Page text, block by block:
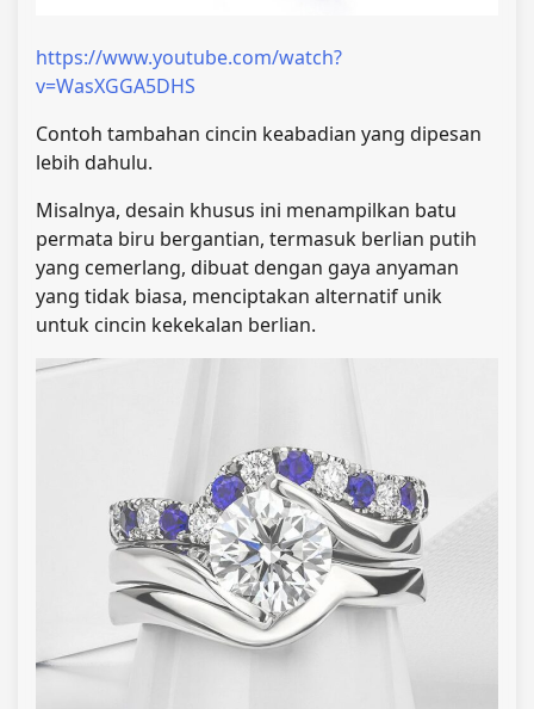
https://www.youtube.com/watch?
v=WasXGGA5DHS
Contoh tambahan cincin keabadian yang dipesan
lebih dahulu.
Misalnya, desain khusus ini menampilkan batu
permata biru bergantian, termasuk berlian putih
yang cemerlang, dibuat dengan gaya anyaman
yang tidak biasa, menciptakan alternatif unik
untuk cincin kekekalan berlian.